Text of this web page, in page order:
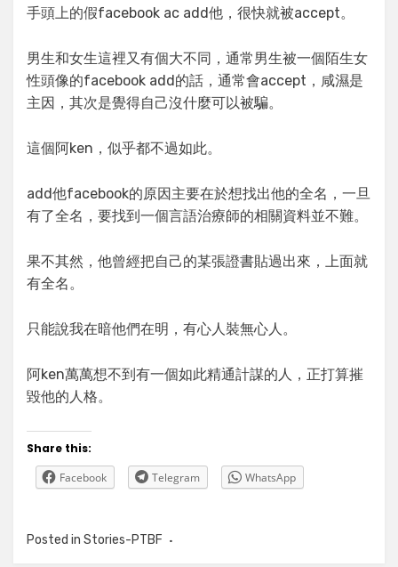
手頭上的假facebook ac add他，很快就被accept。
男生和女生這裡又有個大不同，通常男生被一個陌生女
性頭像的facebook add的話，通常會accept，咸濕是
主因，其次是覺得自己沒什麼可以被騙。
這個阿ken，似乎都不過如此。
add他facebook的原因主要在於想找出他的全名，一旦
有了全名，要找到一個言語治療師的相關資料並不難。
果不其然，他曾經把自己的某張證書貼過出來，上面就
有全名。
只能說我在暗他們在明，有心人裝無心人。
阿ken萬萬想不到有一個如此精通計謀的人，正打算摧
毀他的人格。
Share this:
Facebook
Telegram WhatsApp
Posted in Stories-PTBF